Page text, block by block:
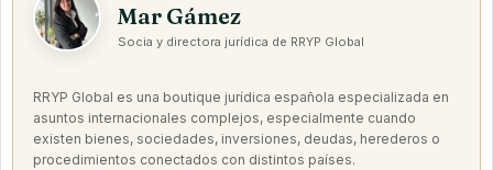
Mar Gámez
Socia y directora jurídica de RRYP Global
RRYP Global es una boutique jurídica española especializada en
asuntos internacionales complejos, especialmente cuando
existen bienes, sociedades, inversiones, deudas, herederos o
procedimientos conectados con distintos países.